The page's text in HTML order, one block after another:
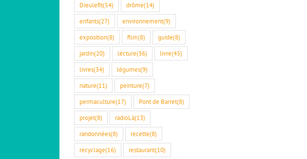
Dieulefit(54) drôme(14)
enfants(27) environnement(9)
exposition(8) film(8) guide(8)
jardin(20) lecture(36) livre(45)
livres(34) légumes(9)
nature(11) peinture(7)
permaculture(17) Pont de Barret(8)
projet(8) radioLà(13)
randonnées(8) recette(8)
recyclage(16) restaurant(10)